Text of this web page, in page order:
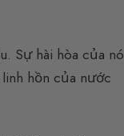
Sự hài hòa của nó
hồn của nước